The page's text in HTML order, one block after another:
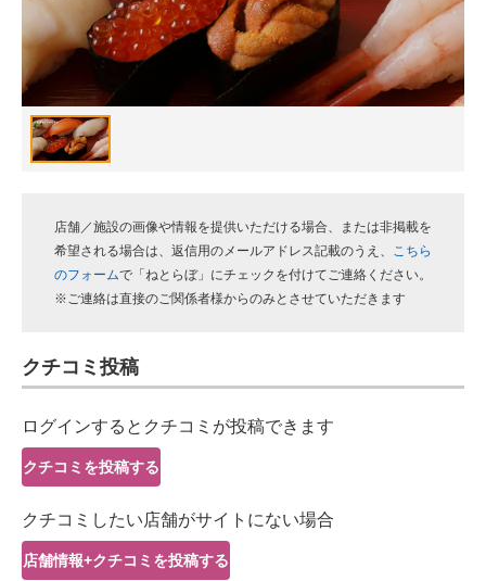
スマホと通信の最新トレンド
進化するPCとデバイスの未来
好きが集まる 比べて選べる
ビジネスと働き方のヒント
企業ITのトレンドを詳説
経営リーダーのコミュニティ
ITエンジニア向け専門サイト
企業向けIT製品の総合サイト
IT製品の技術・比較・事例
製造業のIT導入・活用を支援
店舗／施設の画像や情報を提供いただける場合、または非掲載を
希望される場合は、返信用のメールアドレス記載のうえ、 こちら
のフォームで「ねとらぼ」にチェックを付けてご連絡ください。
※ご連絡は直接のご関係者様からのみとさせていただきます
クチコミ投稿
ログインするとクチコミが投稿できます
クチコミを投稿する
クチコミしたい店舗がサイトにない場合
店舗情報+クチコミを投稿する